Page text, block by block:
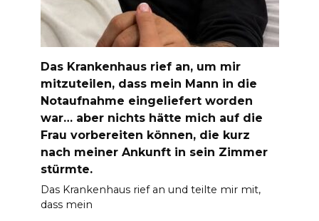
Das Krankenhaus rief an, um mir
mitzuteilen, dass mein Mann in die
Notaufnahme eingeliefert worden
war… aber nichts hätte mich auf die
Frau vorbereiten können, die kurz
nach meiner Ankunft in sein Zimmer
stürmte.
Das Krankenhaus rief an und teilte mir mit,
dass mein